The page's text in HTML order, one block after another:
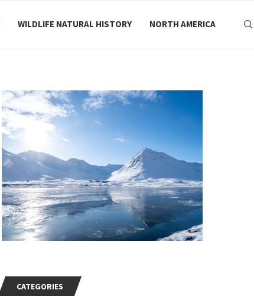
WILDLIFE NATURAL HISTORY NORTH AMERICA
CATEGORIES